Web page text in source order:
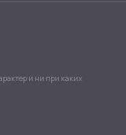
и ни при каких